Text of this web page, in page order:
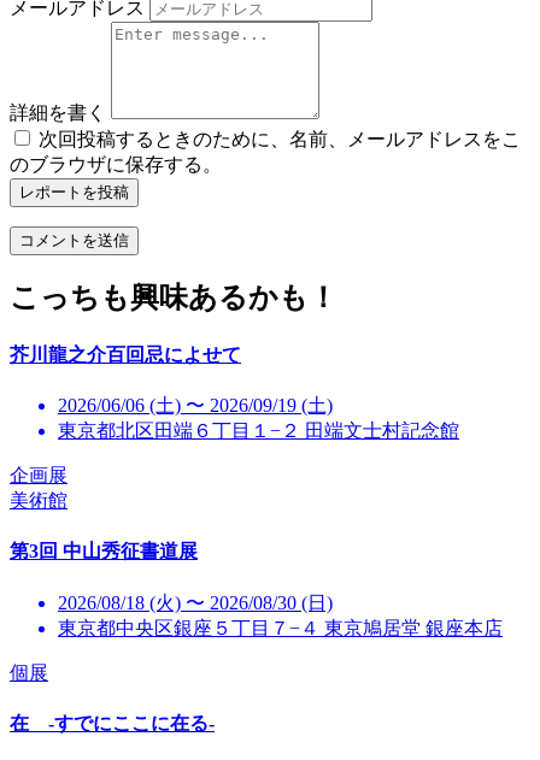
メールアドレス
詳細を書く
次回投稿するときのために、名前、メールアドレスをこ
のブラウザに保存する。
レポートを投稿
こっちも興味あるかも！
芥川龍之介百回忌によせて
2026/06/06 (土) 〜 2026/09/19 (土)
東京都北区田端６丁目１−２ 田端文士村記念館
企画展
美術館
第3回 中山秀征書道展
2026/08/18 (火) 〜 2026/08/30 (日)
東京都中央区銀座５丁目７−４ 東京鳩居堂 銀座本店
個展
在 -すでにここに在る-